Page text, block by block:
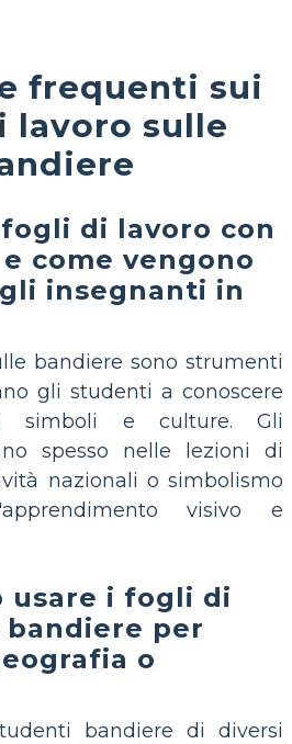
frequenti sui
lavoro sulle
fogli di lavoro con
come vengono
insegnanti in
bandiere sono strumenti
gli studenti a conoscere
simboli e culture. Gli
spesso nelle lezioni di
nazionali o simbolismo
visivo e
usare i fogli di
per
o
bandiere di diversi